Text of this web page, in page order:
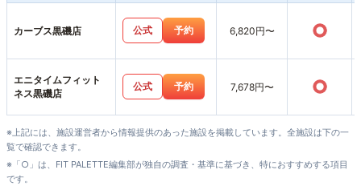
カーブス黒磯店 公式 予約 6,820円〜 ○
エニタイムフィット
ネス黒磯店
公式 予約 7,678円〜 ○
※上記には、施設運営者から情報提供のあった施設を掲載しています。全施設は下の一
覧で確認できます。
※「○」は、FIT PALETTE編集部が独自の調査・基準に基づき、特におすすめする項目
です。